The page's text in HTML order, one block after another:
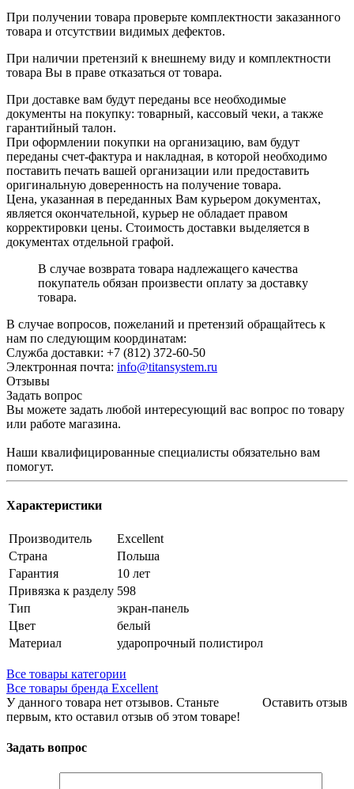
При получении товара проверьте комплектности заказанного
товара и отсутствии видимых дефектов.
При наличии претензий к внешнему виду и комплектности
товара Вы в праве отказаться от товара.
При доставке вам будут переданы все необходимые
документы на покупку: товарный, кассовый чеки, а также
гарантийный талон.
При оформлении покупки на организацию, вам будут
переданы счет-фактура и накладная, в которой необходимо
поставить печать вашей организации или предоставить
оригинальную доверенность на получение товара.
Цена, указанная в переданных Вам курьером документах,
является окончательной, курьер не обладает правом
корректировки цены. Стоимость доставки выделяется в
документах отдельной графой.
В случае возврата товара надлежащего качества
покупатель обязан произвести оплату за доставку
товара.
В случае вопросов, пожеланий и претензий обращайтесь к
нам по следующим координатам:
Служба доставки: +7 (812) 372-60-50
Электронная почта: info@titansystem.ru
Отзывы
Задать вопрос
Вы можете задать любой интересующий вас вопрос по товару
или работе магазина.
Наши квалифицированные специалисты обязательно вам
помогут.
Характеристики
Производитель
Excellent
Страна
Польша
Гарантия
10 лет
Привязка к разделу 598
Тип
экран-панель
Цвет
белый
Материал
ударопрочный полистирол
Все товары категории
Все товары бренда Excellent
Оставить отзыв
У данного товара нет отзывов. Станьте
первым, кто оставил отзыв об этом товаре!
Задать вопрос